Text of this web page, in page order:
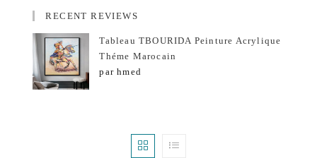
RECENT REVIEWS
Tableau TBOURIDA Peinture Acrylique
Théme Marocain
par hmed